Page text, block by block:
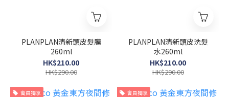
PLANPLAN清新頭皮髮膜
260ml
HK$210.00
HK$290.00
PLANPLAN清新頭皮洗髮
水260ml
HK$210.00
HK$290.00
會員獨享 會員獨享